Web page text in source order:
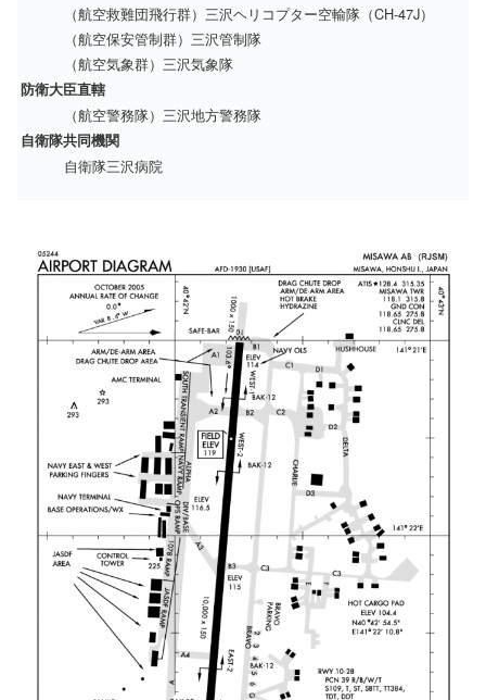
（航空救難団飛行群）三沢ヘリコプター空輸隊（CH-47J）
（航空保安管制群）三沢管制隊
（航空気象群）三沢気象隊
防衛大臣直轄
（航空警務隊）三沢地方警務隊
自衛隊共同機関
自衛隊三沢病院